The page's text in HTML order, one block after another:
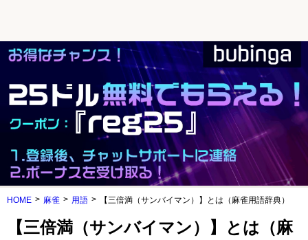
HOME 麻雀 用語 【三倍満（サンバイマン）】とは（麻雀用語辞典）
【三倍満（サンバイマン）】とは（麻